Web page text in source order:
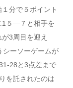
分で５ポイント
1５—７と相手を
3周目を迎え
シーソーゲームが
28と3点差まで
を託されたのは